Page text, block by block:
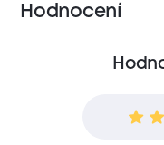
Hodnocení